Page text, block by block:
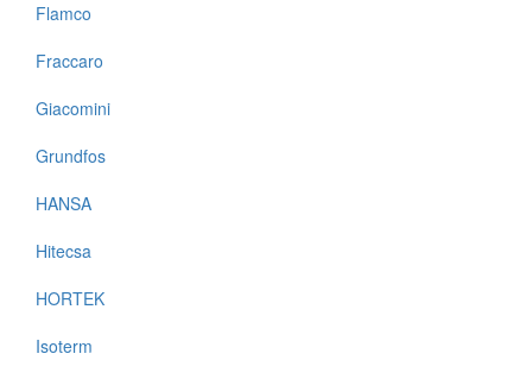
Flamco
Fraccaro
Giacomini
Grundfos
HANSA
Hitecsa
HORTEK
Isoterm